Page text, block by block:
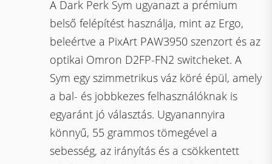
A Dark Perk Sym ugyanazt a prémium
belső felépítést használja, mint az Ergo,
beleértve a PixArt PAW3950 szenzort és az
optikai Omron D2FP-FN2 switcheket. A
Sym egy szimmetrikus váz köré épül, amely
a bal- és jobbkezes felhasználóknak is
egyaránt jó választás. Ugyanannyira
könnyű, 55 grammos tömegével a
sebesség, az irányítás és a csökkentett